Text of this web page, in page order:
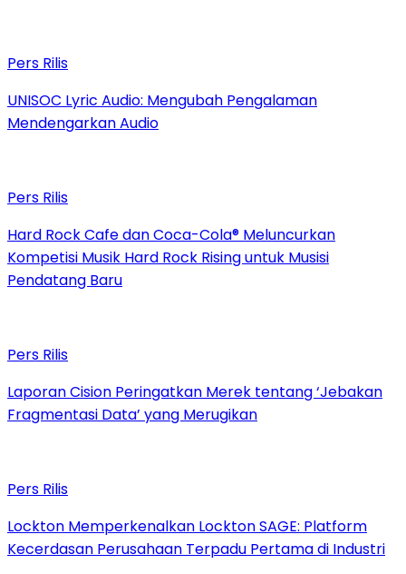
Pers Rilis
UNISOC Lyric Audio: Mengubah Pengalaman
Mendengarkan Audio
Pers Rilis
Hard Rock Cafe dan Coca-Cola® Meluncurkan
Kompetisi Musik Hard Rock Rising untuk Musisi
Pendatang Baru
Pers Rilis
Laporan Cision Peringatkan Merek tentang ‘Jebakan
Fragmentasi Data’ yang Merugikan
Pers Rilis
Lockton Memperkenalkan Lockton SAGE: Platform
Kecerdasan Perusahaan Terpadu Pertama di Industri